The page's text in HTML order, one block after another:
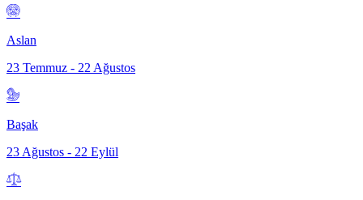
Aslan
23 Temmuz - 22 Ağustos
Başak
23 Ağustos - 22 Eylül